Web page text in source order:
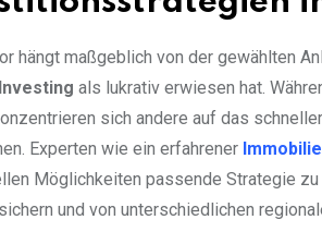
hängt maßgeblich von der gewählten
als lukrativ erwiesen hat.
sich andere auf das
Experten wie ein erfahrener
Möglichkeiten passende Strategie
und von unterschiedlichen